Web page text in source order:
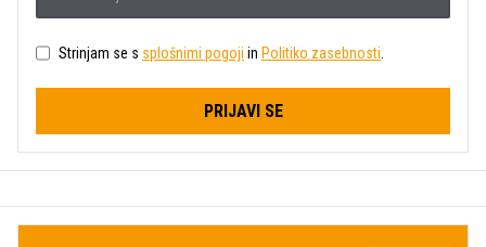
Strinjam se s splošnimi pogoji in Politiko zasebnosti
PRIJAVI SE